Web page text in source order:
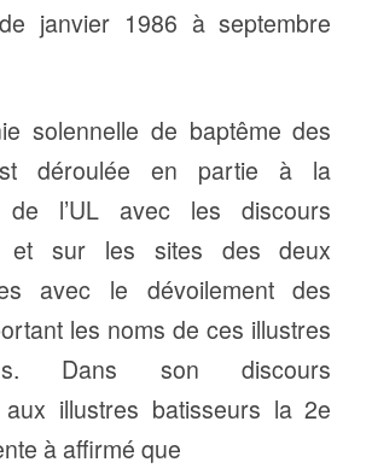
janvier 1986 à septembre
solennelle de baptême des
déroulée en partie à la
de l’UL avec les discours
et sur les sites des deux
avec le dévoilement des
les noms de ces illustres
Dans son discours
aux illustres batisseurs la 2e
à affirmé que